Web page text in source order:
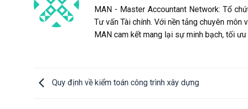
MAN - Master Accountant Network: Tổ
Tư vấn Tài chính. Với nền tảng chuyên môn
MAN cam kết mang lại sự minh bạch, tối
Quy định về kiểm toán công trình xây dựng